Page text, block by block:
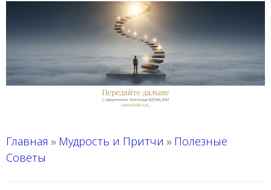
Главная » Мудрость и Притчи » Полезные
Советы